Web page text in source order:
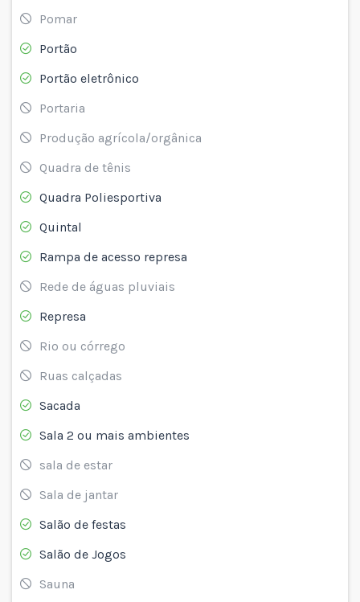
Pomar
Portão
Portão eletrônico
Portaria
Produção agrícola/orgânica
Quadra de tênis
Quadra Poliesportiva
Quintal
Rampa de acesso represa
Rede de águas pluviais
Represa
Rio ou córrego
Ruas calçadas
Sacada
Sala 2 ou mais ambientes
sala de estar
Sala de jantar
Salão de festas
Salão de Jogos
Sauna